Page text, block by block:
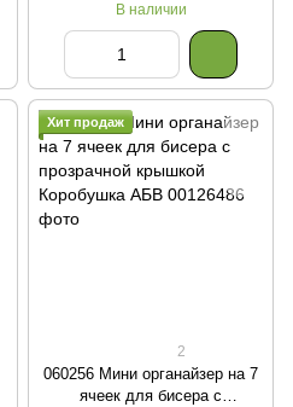
В наличии
Хит продаж
2
060256 Мини органайзер на 7
ячеек для бисера с